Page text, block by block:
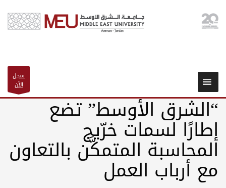
سجل
الآن
“الشرق الأوسط” تضع
إطارًا لسمات خرّيج
المحاسبة المتمكَّن بالتعاون
مع أرباب العمل